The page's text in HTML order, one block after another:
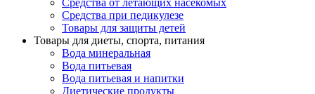
Средства от летающих насекомых
Средства при педикулезе
Товары для защиты детей
Товары для диеты, спорта, питания
Вода минеральная
Вода питьевая
Вода питьевая и напитки
Диетические продукты